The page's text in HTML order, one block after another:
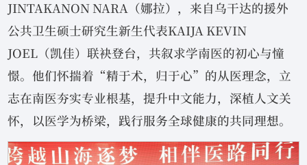
JINTAKANON NARA（娜拉），来自乌干达的援外
公共卫生硕士研究生新生代表KAIJA KEVIN
JOEL（凯佳）联袂登台，共叙求学南医的初心与憧
憬。他们怀揣着“精于术，归于心”的从医理念，立
志在南医夯实专业根基，提升中文能力，深植人文关
怀，以医学为桥梁，践行服务全球健康的共同理想。